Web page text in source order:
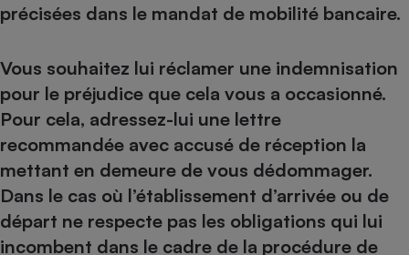
précisées dans le mandat de mobilité bancaire.
Vous souhaitez lui réclamer une indemnisation
pour le préjudice que cela vous a occasionné.
Pour cela, adressez-lui une lettre
recommandée avec accusé de réception la
mettant en demeure de vous dédommager.
Dans le cas où l’établissement d’arrivée ou de
départ ne respecte pas les obligations qui lui
incombent dans le cadre de la procédure de
Plaque de cuisson à
induction
Téléphone mobile -
Smartphone
Climatiseur -
Ventilateur